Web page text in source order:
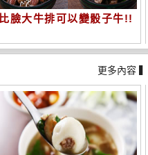
比臉大牛排可以變骰子牛!!
更多內容 ▍